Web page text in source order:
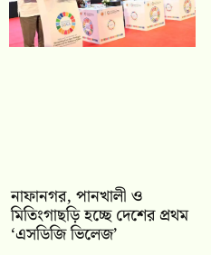
নাফানগর, পানখালী ও
মিতিংগাছড়ি হচ্ছে দেশের প্রথম
‘এসডিজি ভিলেজ’